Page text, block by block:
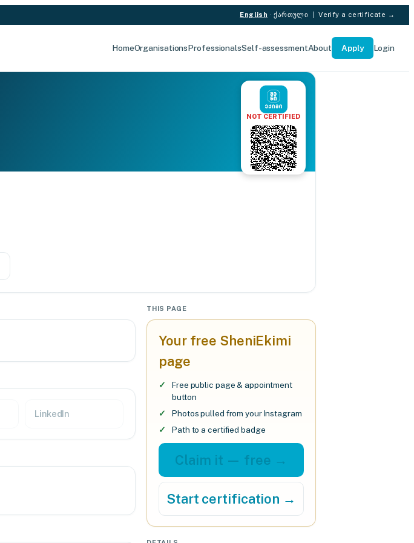
English ·ქართული |Verify a certificate →
HomeOrganisationsProfessionalsSelf-assessmentAbout Apply Login
NOT CERTIFIED
LinkedIn
THIS PAGE
Your free SheniEkimi
page
Free public page & appointment
button
Photos pulled from your Instagram
Path to a certified badge
Claim it — free →
Start certification →